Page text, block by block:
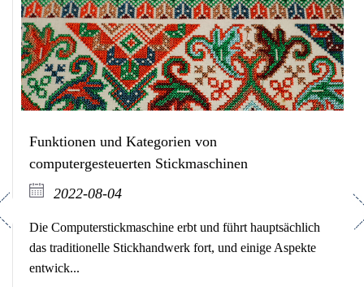
Funktionen und Kategorien von
computergesteuerten Stickmaschinen
2022-08-04
Die Computerstickmaschine erbt und führt hauptsächlich
das traditionelle Stickhandwerk fort, und einige Aspekte
entwick...